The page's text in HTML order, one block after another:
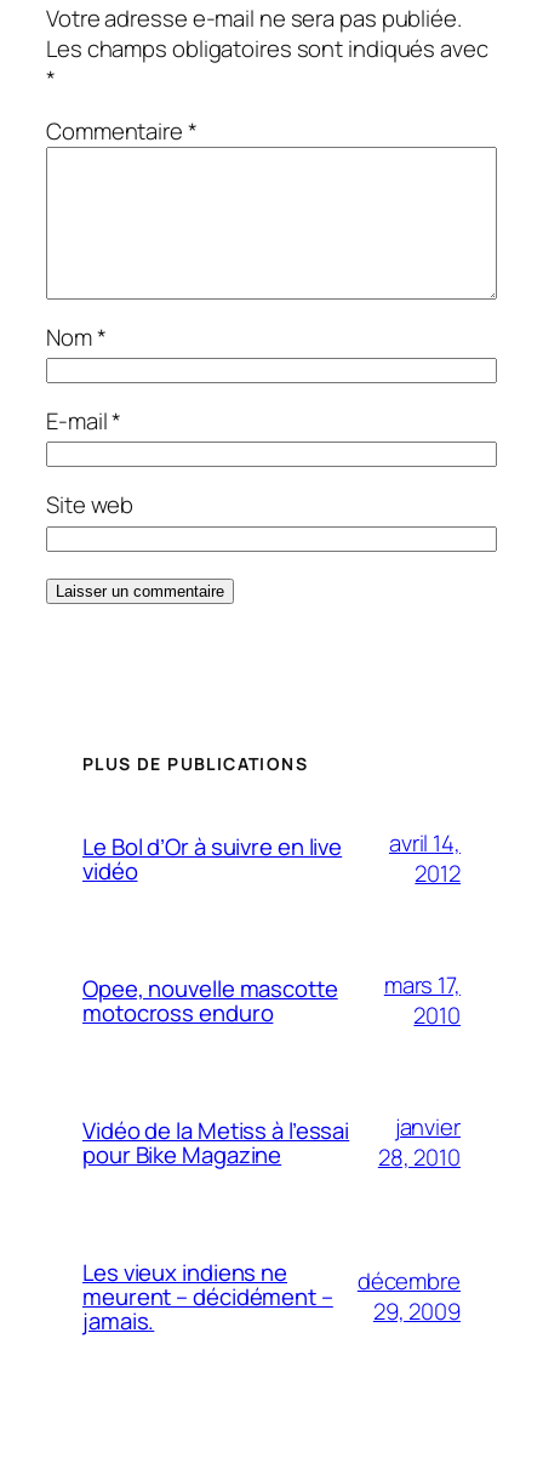
Votre adresse e-mail ne sera pas publiée.
Les champs obligatoires sont indiqués avec
*
Commentaire*
Nom*
E-mail*
Site web
PLUS DE PUBLICATIONS
Le Bol d’Or à suivre en live
vidéo
avril 14,
2012
Opee, nouvelle mascotte
motocross enduro
mars 17,
2010
Vidéo de la Metiss à l’essai
pour Bike Magazine
janvier
28, 2010
Les vieux indiens ne
meurent – décidément –
jamais.
décembre
29, 2009